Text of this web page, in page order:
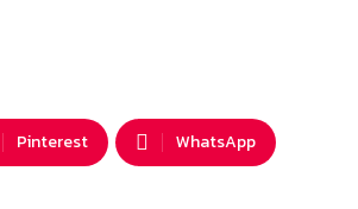
Pinterest WhatsApp